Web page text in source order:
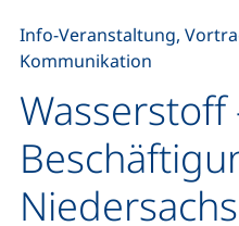
Info-Veranstaltung,
Kommunikation